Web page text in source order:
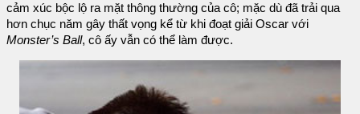
cảm xúc bộc lộ ra mặt thông thường của cô; mặc dù đã trải qua
hơn chục năm gây thất vọng kể từ khi đoạt giải Oscar với
Monster’s Ball, cô ấy vẫn có thể làm được.